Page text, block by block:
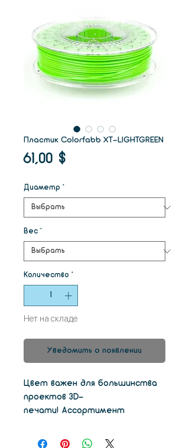
Пластик Colorfabb XT-LIGHTGREEN
61,00 $Цена
Диаметр *
Вес *
Количество *
Нет на складе
Уведомить о появлении
Цвет важен для большинства
проектов 3D-
печати! Ассортимент
изготовленный